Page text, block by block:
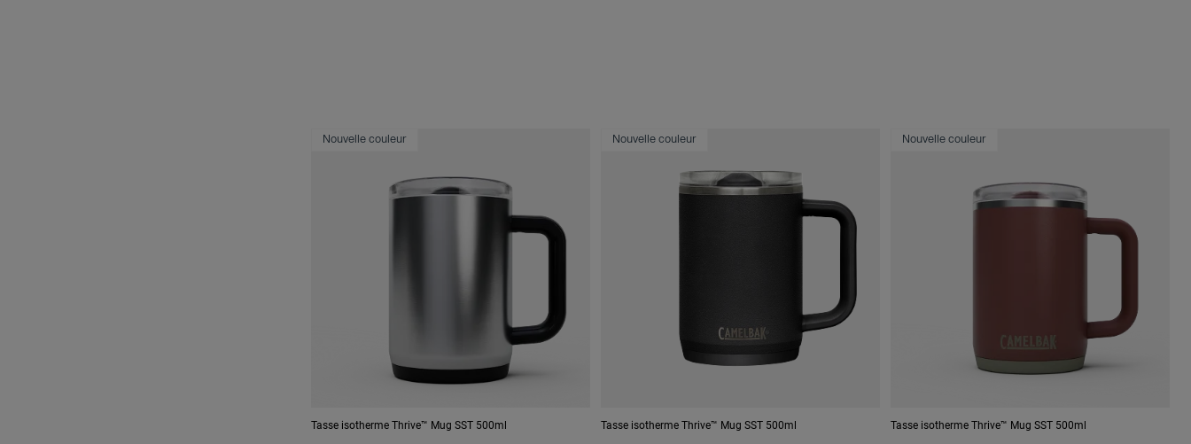
Nouvelle couleur
Tasse isotherme Thrive™ Mug SST 500ml
Nouvelle couleur
Tasse isotherme Thrive™ Mug SST 500ml
Nouvelle couleur
Tasse isotherme Thrive™ Mug SST 500ml